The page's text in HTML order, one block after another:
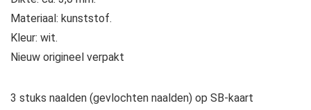
Materiaal: kunststof.
Kleur: wit.
Nieuw origineel verpakt
3 stuks naalden (gevlochten naalden) op SB-kaart